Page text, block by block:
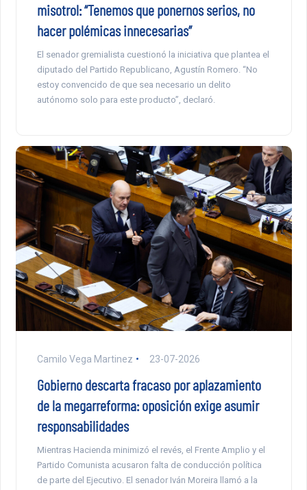
misotrol: “Tenemos que ponernos serios, no
hacer polémicas innecesarias”
El senador gremialista cuestionó la iniciativa que plantea el
diputado del Partido Republicano, Agustín Romero. “No
estoy convencido de que sea necesario un delito
autónomo solo para este producto”, declaró.
Camilo Vega Martinez 23-07-2026
Gobierno descarta fracaso por aplazamiento
de la megarreforma: oposición exige asumir
responsabilidades
Mientras Hacienda minimizó el revés, el Frente Amplio y el
Partido Comunista acusaron falta de conducción política
de parte del Ejecutivo. El senador Iván Moreira llamó a la